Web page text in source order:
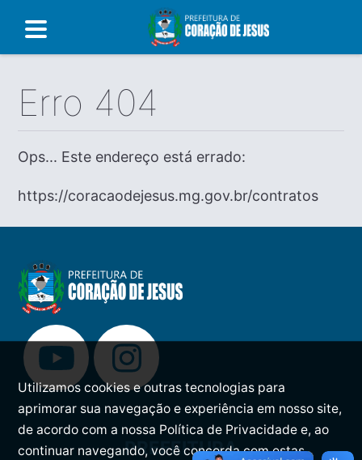
Erro 404
Ops... Este endereço está errado:
https://coracaodejesus.mg.gov.br/contratos
PREFEITURA
Utilizamos cookies e outras tecnologias para
aprimorar sua navegação e experiência em nosso site,
de acordo com a nossa Política de Privacidade e, ao
continuar navegando, você concorda com estas